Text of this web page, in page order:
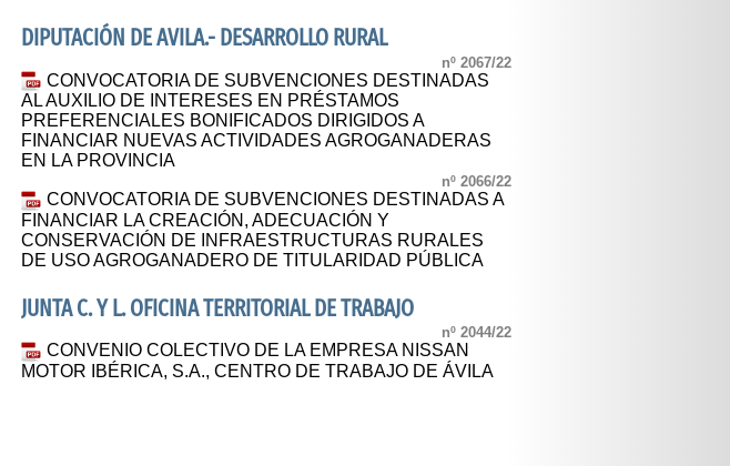
DIPUTACIÓN DE AVILA.- DESARROLLO RURAL
nº 2067/22
CONVOCATORIA DE SUBVENCIONES DESTINADAS
AL AUXILIO DE INTERESES EN PRÉSTAMOS
PREFERENCIALES BONIFICADOS DIRIGIDOS A
FINANCIAR NUEVAS ACTIVIDADES AGROGANADERAS
EN LA PROVINCIA
nº 2066/22
CONVOCATORIA DE SUBVENCIONES DESTINADAS A
FINANCIAR LA CREACIÓN, ADECUACIÓN Y
CONSERVACIÓN DE INFRAESTRUCTURAS RURALES
DE USO AGROGANADERO DE TITULARIDAD PÚBLICA
JUNTA C. Y L. OFICINA TERRITORIAL DE TRABAJO
nº 2044/22
CONVENIO COLECTIVO DE LA EMPRESA NISSAN
MOTOR IBÉRICA, S.A., CENTRO DE TRABAJO DE ÁVILA